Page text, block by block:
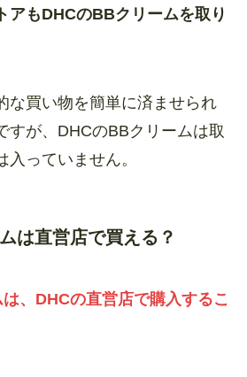
アもDHCのBBクリームを取り
な買い物を簡単に済ませられ
すが、DHCのBBクリームは取
入っていません。
は直営店で買える？
、DHCの直営店で購入するこ